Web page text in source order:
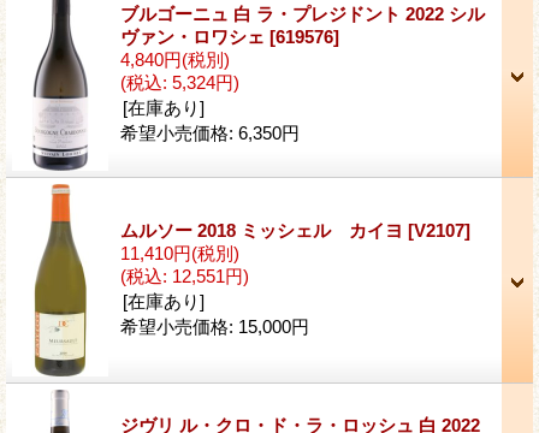
ブルゴーニュ 白 ラ・プレジドント 2022 シル
ヴァン・ロワシェ [619576]
4,840円(税別)
(税込: 5,324円)
[在庫あり]
希望小売価格: 6,350円
ムルソー 2018 ミッシェル カイヨ [V2107]
11,410円(税別)
(税込: 12,551円)
[在庫あり]
希望小売価格: 15,000円
ジヴリ ル・クロ・ド・ラ・ロッシュ 白 2022